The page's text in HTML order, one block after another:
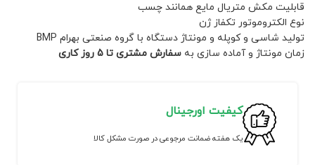
قابلیت مکش متریال مایع همانند چسب
نوع الکتروموتور تکفاز ژن
تولید شاسی و کوپله و مونتاژ دستگاه با گروه صنعتی بهرام BMP
زمان مونتاژ و آماده سازی به سفارش مشتری تا 5 روز کاری
کیفیت اورجینال
یک هفته ضمانت مرجوعی در صورت مشکل کالا